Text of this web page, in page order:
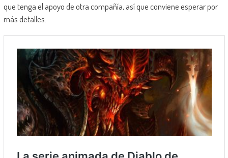
que tenga el apoyo de otra compañía, así que conviene esperar por
más detalles.